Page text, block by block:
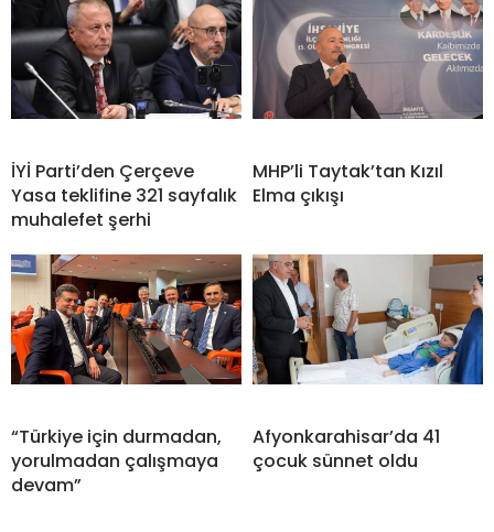
İYİ Parti’den Çerçeve
Yasa teklifine 321 sayfalık
muhalefet şerhi
MHP’li Taytak’tan Kızıl
Elma çıkışı
“Türkiye için durmadan,
yorulmadan çalışmaya
devam”
Afyonkarahisar’da 41
çocuk sünnet oldu